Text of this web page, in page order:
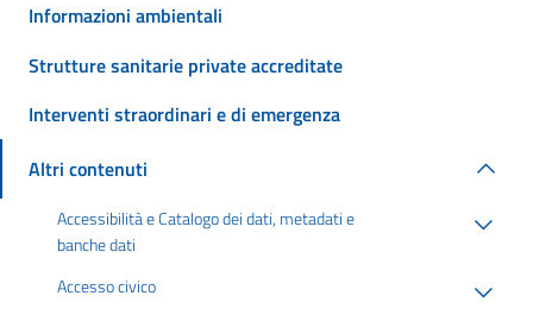
Informazioni ambientali
Strutture sanitarie private accreditate
Interventi straordinari e di emergenza
Altri contenuti
Accessibilità e Catalogo dei dati, metadati e
banche dati
Accesso civico